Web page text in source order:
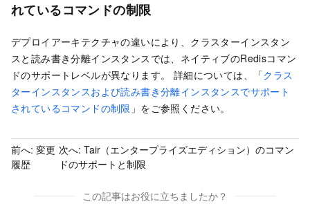
れているコマンドの制限
デプロイアーキテクチャの違いにより、クラスターインスタン
スと読み書き分離インスタンスでは、ネイティブのRedisコマン
ドのサポートレベルが異なります。 詳細については、「クラス
ターインスタンスおよび読み書き分離インスタンスでサポート
されているコマンドの制限 」をご参照ください。
前へ: 変更
履歴
次へ: Tair（エンタープライズエディション）のコマン
ドのサポートと制限
この記事はお役に立ちましたか？